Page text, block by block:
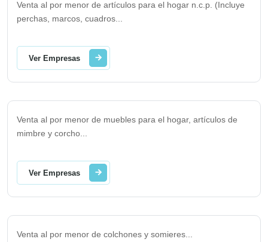
Venta al por menor de artículos para el hogar n.c.p. (Incluye
perchas, marcos, cuadros
Ver Empresas
Venta al por menor de muebles para el hogar, artículos de
mimbre y corcho
Ver Empresas
Venta al por menor de colchones y somieres